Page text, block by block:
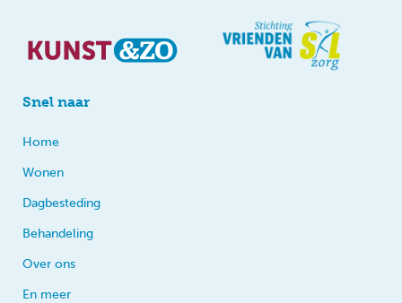
Snel naar
Home
Wonen
Dagbesteding
Behandeling
Over ons
En meer